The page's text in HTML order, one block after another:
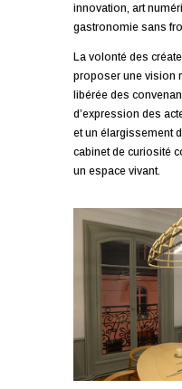
innovation, art
gastronomie sans
La volonté des
proposer une vision
libérée des
d’expression des
et un élargissement
cabinet de curiosité
un espace vivant.